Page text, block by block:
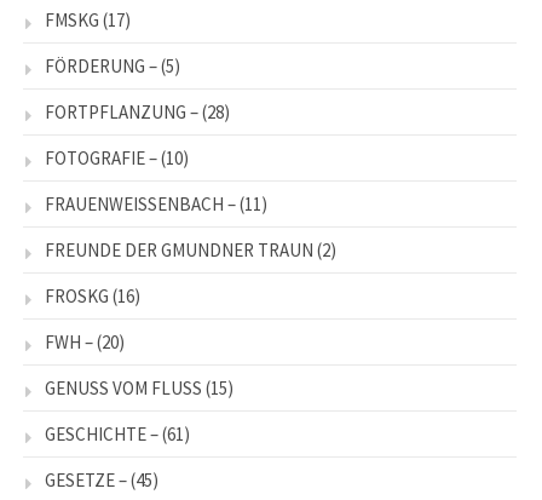
FMSKG (17)
FÖRDERUNG –(5)
FORTPFLANZUNG –(28)
FOTOGRAFIE –(10)
FRAUENWEISSENBACH –(11)
FREUNDE DER GMUNDNER TRAUN (2)
FROSKG (16)
FWH –(20)
GENUSS VOM FLUSS (15)
GESCHICHTE –(61)
GESETZE –(45)